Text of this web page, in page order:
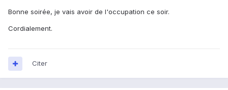
Bonne soirée, je vais avoir de l'occupation ce soir.
Cordialement.
Citer